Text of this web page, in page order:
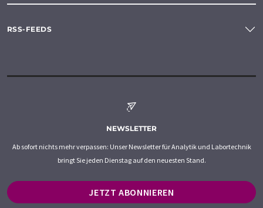
RSS-FEEDS
NEWSLETTER
Ab sofort nichts mehr verpassen: Unser Newsletter für Analytik und Labortechnik
bringt Sie jeden Dienstag auf den neuesten Stand.
JETZT ABONNIEREN